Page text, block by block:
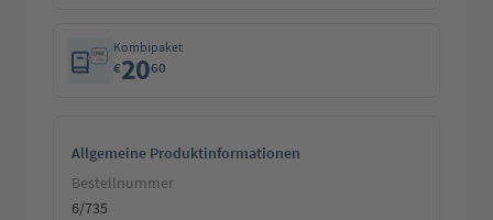
Kombipaket
€2060
Allgemeine Produktinformationen
Bestellnummer
6/735